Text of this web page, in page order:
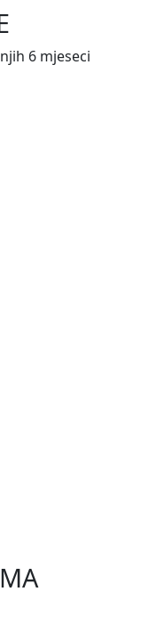
6 mjeseci